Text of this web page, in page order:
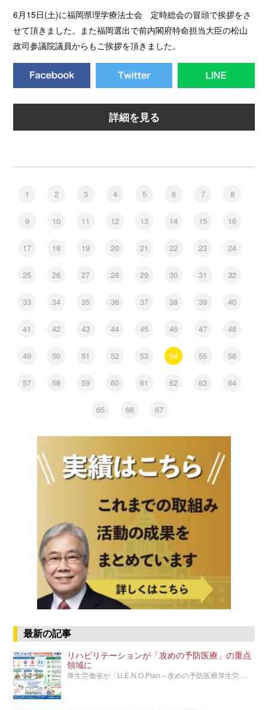
6月15日(土)に福岡県理学療法士会 定時総会の冒頭で挨拶をさ
せて頂きました。また福岡選出で前内閣府特命担当大臣の松山
政司参議院議員からもご挨拶を頂きました。
詳細を見る
1 2 3 4 5 6 7 8
9 10 11 12 13 14 15 16
17 18 19 20 21 22 23 24
25 26 27 28 29 30 31 32
33 34 35 36 37 38 39 40
41 42 43 44 45 46 47 48
49 50 51 52 53 54 55 56
57 58 59 60 61 62 63 64
65 66 67
最新の記事
リハビリテーションが「攻めの予防医療」の重点
領域に
厚生労働省が「U.E.N.O.Plan～攻めの予防医療厚生労 …